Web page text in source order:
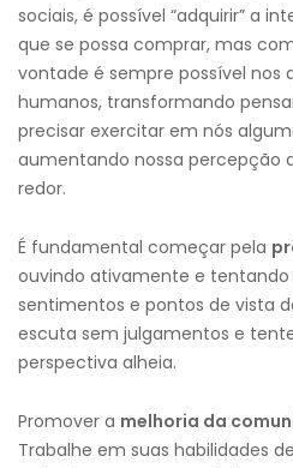
sociais, é possível “adquirir” a
que se possa comprar, mas
vontade é sempre possível nos
humanos, transformando
precisar exercitar em nós
aumentando nossa percepção
redor.
É fundamental começar pela
ouvindo ativamente e
sentimentos e pontos de vista
escuta sem julgamentos e
perspectiva alheia.
Promover a melhoria da
Trabalhe em suas habilidades